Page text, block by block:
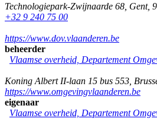
Technologiepark-Zwijnaarde 68 Gent,
+32 9 240 75 00
https://www.dov.vlaanderen.be
beheerder
Vlaamse overheid, Departement
Koning Albert II-laan 15 bus 553
https://www.omgevingvlaanderen.be
eigenaar
Vlaamse overheid, Departement